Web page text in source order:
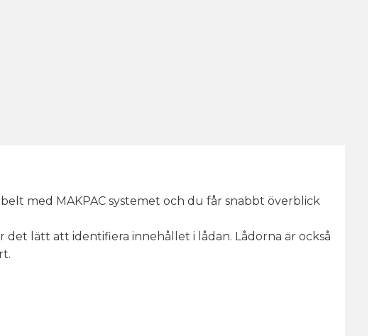
med MAKPAC systemet och du får snabbt överblick
lätt att identifiera innehållet i lådan. Lådorna är också